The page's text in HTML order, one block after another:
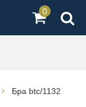
0
Бра btc/1132